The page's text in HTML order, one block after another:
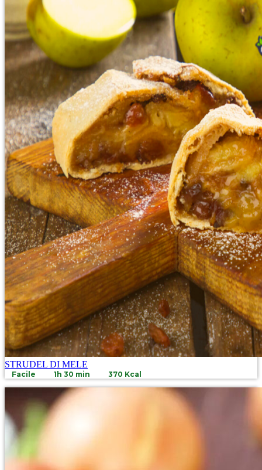
STRUDEL DI MELE
Facile 1h 30 min 370 Kcal